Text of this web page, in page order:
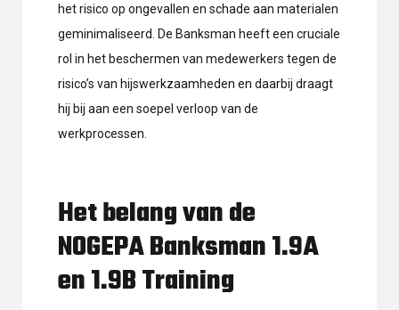
het risico op ongevallen en schade aan materialen
geminimaliseerd. De Banksman heeft een cruciale
rol in het beschermen van medewerkers tegen de
risico’s van hijswerkzaamheden en daarbij draagt
hij bij aan een soepel verloop van de
werkprocessen.
Het belang van de
NOGEPA Banksman 1.9A
en 1.9B Training